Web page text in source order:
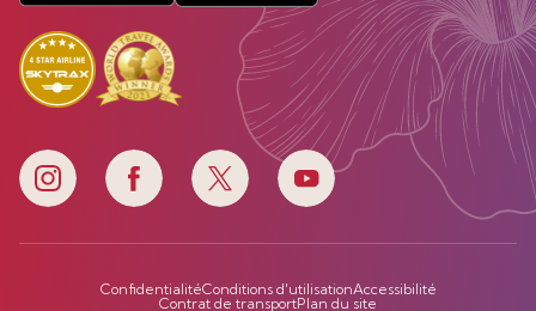
ConfidentialitéConditions d'utilisationAccessibilité
Contrat de transportPlan du site